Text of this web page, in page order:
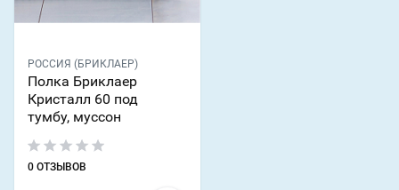
РОССИЯ (БРИКЛАЕР)
Полка Бриклаер
Кристалл 60 под
тумбу, муссон
0 ОТЗЫВОВ